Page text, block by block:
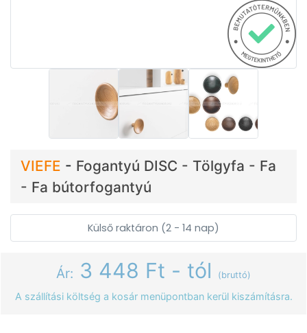
VIEFE - Fogantyú DISC - Tölgyfa - Fa
- Fa bútorfogantyú
Külső raktáron (2 - 14 nap)
Ár: 3 448 Ft - tól (bruttó)
A szállítási költség a kosár menüpontban kerül kiszámításra.